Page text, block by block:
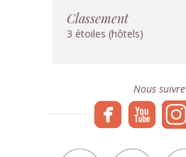
Classement
3 étoiles (hôtels)
Nous suivre